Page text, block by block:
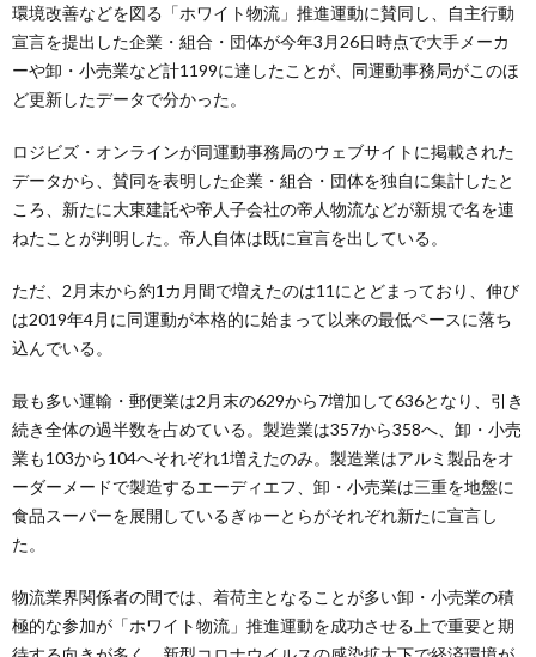
環境改善などを図る「ホワイト物流」推進運動に賛同し、自主行動
宣言を提出した企業・組合・団体が今年3月26日時点で大手メーカ
ーや卸・小売業など計1199に達したことが、同運動事務局がこのほ
ど更新したデータで分かった。
ロジビズ・オンラインが同運動事務局のウェブサイトに掲載された
データから、賛同を表明した企業・組合・団体を独自に集計したと
ころ、新たに大東建託や帝人子会社の帝人物流などが新規で名を連
ねたことが判明した。帝人自体は既に宣言を出している。
ただ、2月末から約1カ月間で増えたのは11にとどまっており、伸び
は2019年4月に同運動が本格的に始まって以来の最低ペースに落ち
込んでいる。
最も多い運輸・郵便業は2月末の629から7増加して636となり、引き
続き全体の過半数を占めている。製造業は357から358へ、卸・小売
業も103から104へそれぞれ1増えたのみ。製造業はアルミ製品をオ
ーダーメードで製造するエーディエフ、卸・小売業は三重を地盤に
食品スーパーを展開しているぎゅーとらがそれぞれ新たに宣言し
た。
物流業界関係者の間では、着荷主となることが多い卸・小売業の積
極的な参加が「ホワイト物流」推進運動を成功させる上で重要と期